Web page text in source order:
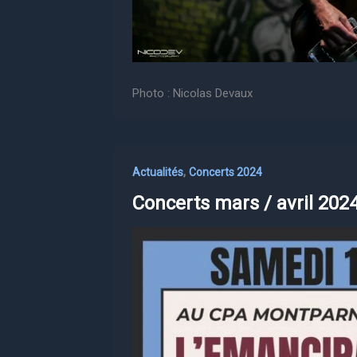
Photo : Nicolas Devaux
Actualités, Concerts 2024
Concerts mars / avril